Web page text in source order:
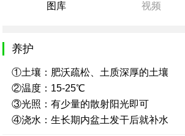
图库 视频
养护
①土壤：肥沃疏松、土质深厚的土壤
②温度：15-25℃
③光照：有少量的散射阳光即可
④浇水：生长期内盆土发干后就补水